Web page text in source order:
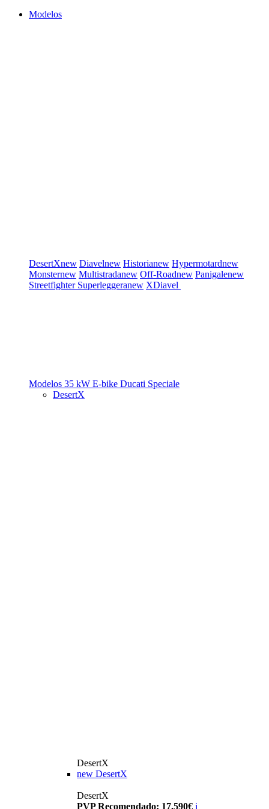
Modelos
DesertXnew Diavelnew Historianew Hypermotardnew
Monsternew Multistradanew Off-Roadnew Panigalenew
Streetfighter Superleggeranew XDiavel
Modelos 35 kW E-bike Ducati Speciale
DesertX
DesertX
new DesertX
DesertX
PVP Recomendado: 17.590€ i